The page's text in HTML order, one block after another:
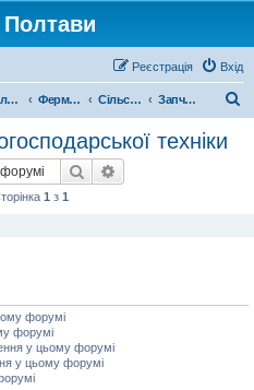
Вхід
Реєстрація
Оголошення міста Полтава Ферма, Продукти Сільське господарство Запчастини до сільськогосподарської техніки
техніки
Пошук
1 з 1
форумі
форумі
у цьому форумі
у цьому форумі